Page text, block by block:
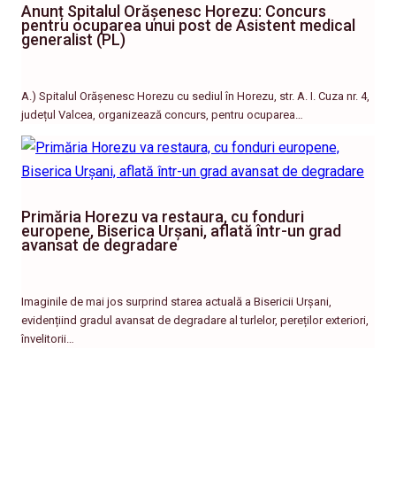
Anunț Spitalul Orășenesc Horezu: Concurs
pentru ocuparea unui post de Asistent medical
generalist (PL)
A.) Spitalul Orășenesc Horezu cu sediul în Horezu, str. A. I. Cuza nr. 4,
județul Valcea, organizează concurs, pentru ocuparea…
Primăria Horezu va restaura, cu fonduri
europene, Biserica Urșani, aflată într-un grad
avansat de degradare
Imaginile de mai jos surprind starea actuală a Bisericii Urșani,
evidențiind gradul avansat de degradare al turlelor, pereților exteriori,
învelitorii…